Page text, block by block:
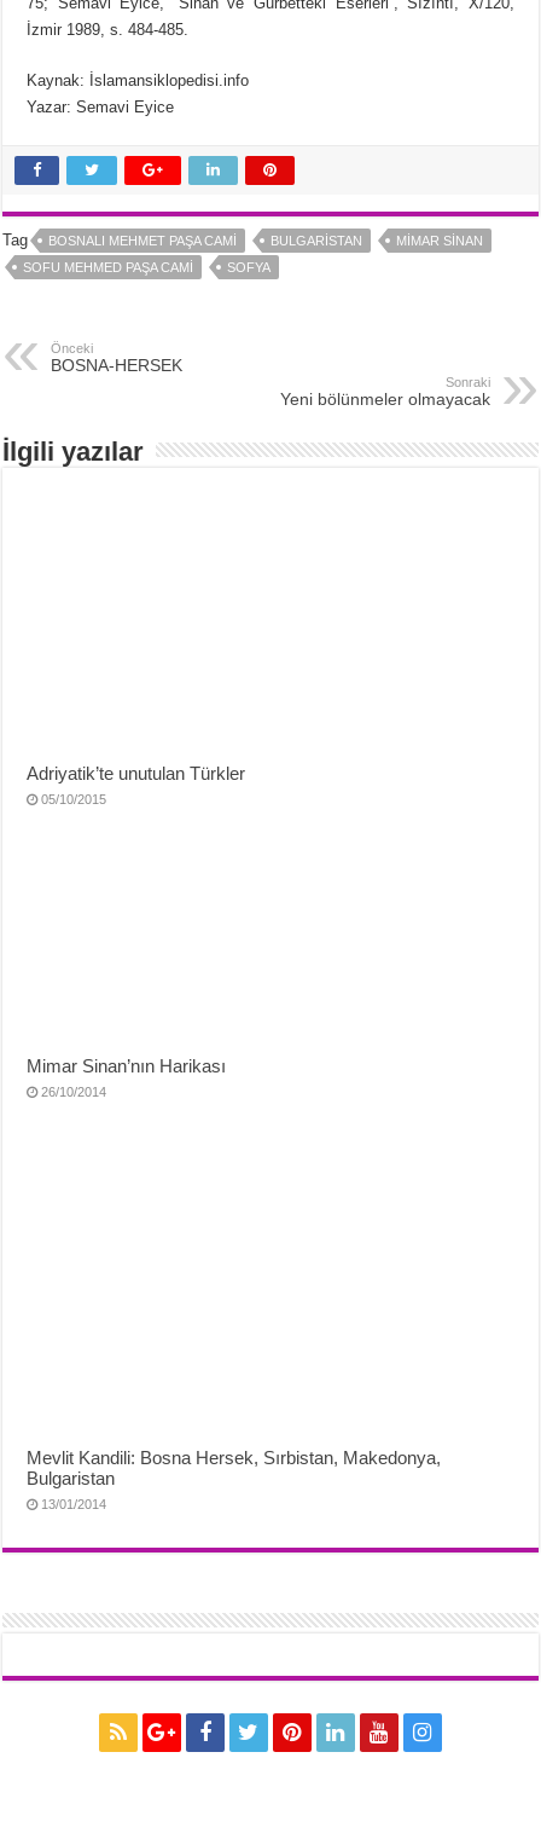
İzmir 1989, s. 484-485.
Kaynak: İslamansiklopedisi.info
Yazar: Semavi Eyice
Tag BOSNALI MEHMET PAŞA CAMI BULGARISTAN
MIMAR SINAN
SOFU MEHMED PAŞA CAMI
SOFYA
Önceki
BOSNA-HERSEK
Sonraki
Yeni bölünmeler olmayacak
İlgili yazılar
Adriyatik’te unutulan Türkler
05/10/2015
Mimar Sinan’nın Harikası
26/10/2014
Mevlit Kandili: Bosna Hersek, Sırbistan, Makedonya,
Bulgaristan
13/01/2014